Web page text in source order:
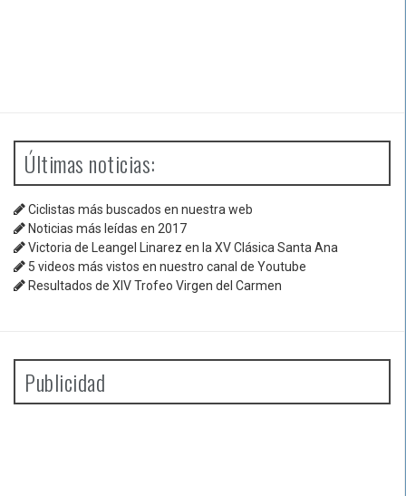
Últimas noticias:
Ciclistas más buscados en nuestra web
Noticias más leídas en 2017
Victoria de Leangel Linarez en la XV Clásica Santa Ana
5 videos más vistos en nuestro canal de Youtube
Resultados de XIV Trofeo Virgen del Carmen
Publicidad